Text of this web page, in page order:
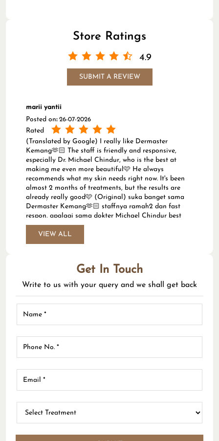
Store Ratings
4.9
SUBMIT A REVIEW
marii yantii
Posted on: 26-07-2026
Rated
(Translated by Google) I really like Dermaster
Kemang🫶🏻 The staff is friendly and responsive,
especially Dr. Michael Chindur, who is the best at
making me even more beautiful🩷 He always
recommends what my skin needs right now. It's been
almost 2 months of treatments, but the results are
already really good🩷 (Original) suka banget sama
Dermaster Kemang🫶🏻 staffnya ramah2 dan fast
respon, apalagi sama dokter Michael Chindur best
banget bikin makin cantik🩷 selalu rekomendasiin
apa yg dibutuhin kulit kita saat ini hampir 2 bulanan
perawatan tapi hasil uda keliatan cakep banget🩷
Posted on
26-06-2026
(Translated by Google) The service was satisfactory,
even though it was a bit tight. Doctor Ade is very kind.
bangetttt Staf jg ramah n fasilitatif bgt
VIEW ALL
Get In Touch
Write to us with your query and we shall get back